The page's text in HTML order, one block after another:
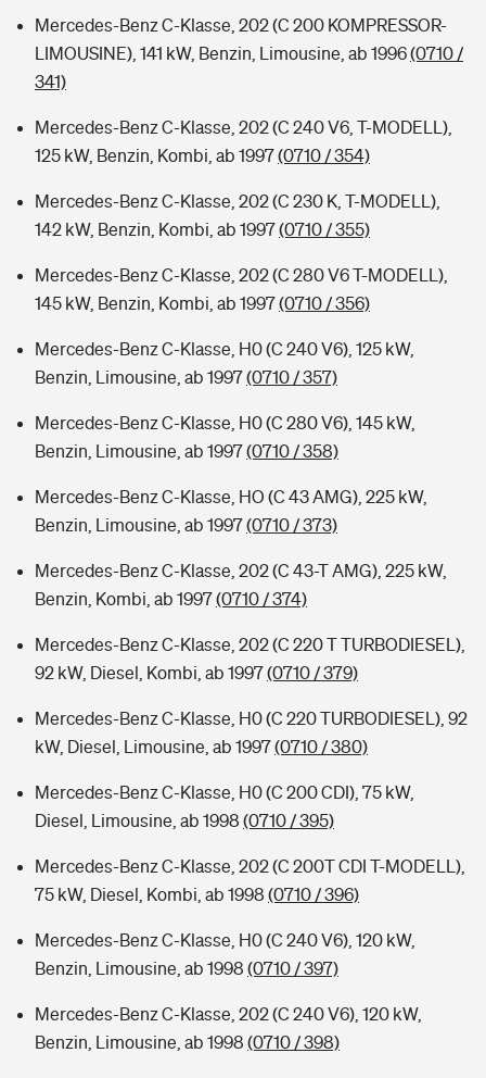
Mercedes-Benz C-Klasse, 202 (C 200 KOMPRESSOR-
LIMOUSINE), 141 kW, Benzin, Limousine, ab 1996(0710 /
341)
Mercedes-Benz C-Klasse, 202 (C 240 V6, T-MODELL),
125 kW, Benzin, Kombi, ab 1997(0710 / 354)
Mercedes-Benz C-Klasse, 202 (C 230 K, T-MODELL),
142 kW, Benzin, Kombi, ab 1997(0710 / 355)
Mercedes-Benz C-Klasse, 202 (C 280 V6 T-MODELL),
145 kW, Benzin, Kombi, ab 1997(0710 / 356)
Mercedes-Benz C-Klasse, H0 (C 240 V6), 125 kW,
Benzin, Limousine, ab 1997(0710 / 357)
Mercedes-Benz C-Klasse, H0 (C 280 V6), 145 kW,
Benzin, Limousine, ab 1997(0710 / 358)
Mercedes-Benz C-Klasse, HO (C 43 AMG), 225 kW,
Benzin, Limousine, ab 1997(0710 / 373)
Mercedes-Benz C-Klasse, 202 (C 43-T AMG), 225 kW,
Benzin, Kombi, ab 1997(0710 / 374)
Mercedes-Benz C-Klasse, 202 (C 220 T TURBODIESEL),
92 kW, Diesel, Kombi, ab 1997(0710 / 379)
Mercedes-Benz C-Klasse, H0 (C 220 TURBODIESEL), 92
kW, Diesel, Limousine, ab 1997(0710 / 380)
Mercedes-Benz C-Klasse, H0 (C 200 CDI), 75 kW,
Diesel, Limousine, ab 1998 (0710 / 395)
Mercedes-Benz C-Klasse, 202 (C 200T CDI T-MODELL),
75 kW, Diesel, Kombi, ab 1998 (0710 / 396)
Mercedes-Benz C-Klasse, H0 (C 240 V6), 120 kW,
Benzin, Limousine, ab 1998 (0710 / 397)
Mercedes-Benz C-Klasse, 202 (C 240 V6), 120 kW,
Benzin, Limousine, ab 1998 (0710 / 398)